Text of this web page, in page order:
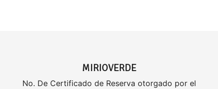
MIRIOVERDE
No. De Certificado de Reserva otorgado por el